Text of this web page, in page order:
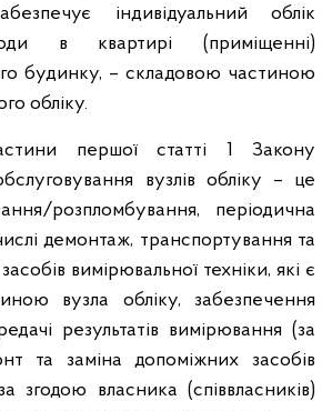
індивідуальний облік
в квартирі (приміщенні)
будинку, – складовою частиною
обліку.
першої статті 1 Закону
вузлів обліку – це
розпломбування, періодична
демонтаж, транспортування та
вимірювальної техніки, які є
вузла обліку, забезпечення
результатів вимірювання (за
та заміна допоміжних засобів
згодою власника (співвласників)